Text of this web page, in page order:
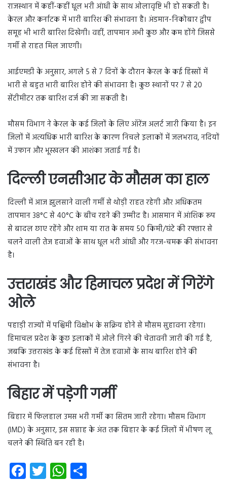
राजस्थान में कहीं-कहीं धूल भरी आंधी के साथ ओलावृष्टि भी हो सकती है।
केरल और कर्नाटक में भारी बारिश की संभावना है। अंडमान-निकोबार द्वीप
समूह भी भारी बारिश दिखेगी। वहीं, तापमान अभी कुछ और कम होंगे जिससे
गर्मी से राहत मिल जाएगी।
आईएमडी के अनुसार, अगले 5 से 7 दिनों के दौरान केरल के कई हिस्सों में
भारी से बहुत भारी बारिश होने की संभावना है। कुछ स्थानों पर 7 से 20
सेंटीमीटर तक बारिश दर्ज की जा सकती है।
मौसम विभाग ने केरल के कई जिलों के लिए ऑरेंज अलर्ट जारी किया है। इन
जिलों में अत्यधिक भारी बारिश के कारण निचले इलाकों में जलभराव, नदियों
में उफान और भूस्खलन की आशंका जताई गई है।
दिल्ली एनसीआर के मौसम का हाल
दिल्ली में आज झुलसाने वाली गर्मी से थोड़ी राहत रहेगी और अधिकतम
तापमान 38°C से 40°C के बीच रहने की उम्मीद है। आसमान में आंशिक रूप
से बादल छाए रहेंगे और शाम या रात के समय 50 किमी/घंटे की रफ्तार से
चलने वाली तेज हवाओं के साथ धूल भरी आंधी और गरज-चमक की संभावना
है।
उत्तराखंड और हिमाचल प्रदेश में गिरेंगे
ओले
पहाड़ी राज्यों में पश्चिमी विक्षोभ के सक्रिय होने से मौसम सुहावना रहेगा।
हिमाचल प्रदेश के कुछ इलाकों में ओले गिरने की चेतावनी जारी की गई है,
जबकि उत्तराखंड के कई हिस्सों में तेज हवाओं के साथ बारिश होने की
संभावना है।
बिहार में पड़ेगी गर्मी
बिहार में फिलहाल उमस भरी गर्मी का सितम जारी रहेगा। मौसम विभाग
(IMD) के अनुसार, इस सप्ताह के अंत तक बिहार के कई जिलों में भीषण लू
चलने की स्थिति बन रही है।
Fa T W